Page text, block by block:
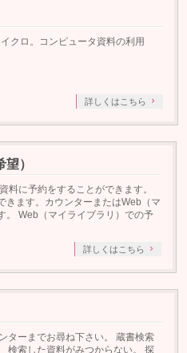
クロ。コンピュータ資料の利用
詳しくはこちら
）
料に予約をすることができます。
きます。カウンターまたはWeb（マ
。 Web（マイライブラリ）での予
詳しくはこちら
ターまでお尋ね下さい。 蔵書検索
検索した資料がみつからない。 探